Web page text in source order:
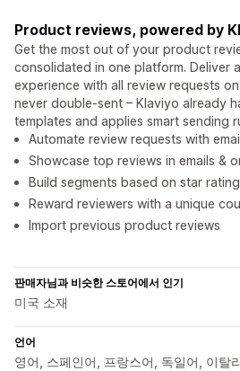
Product reviews, powered by
Get the most out of your product
consolidated in one platform. Deliver
experience with all review requests
never double-sent – Klaviyo already
templates and applies smart sending
Automate review requests with
Showcase top reviews in emails &
Build segments based on star
Reward reviewers with a unique
Import previous product reviews
판매자님과 비슷한 스토어에서 인기
미국 소재
언어
영어, 스페인어, 프랑스어, 독일어, 이탈